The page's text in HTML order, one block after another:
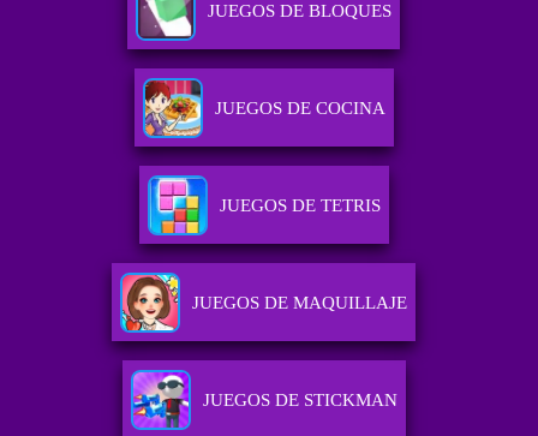
JUEGOS DE BLOQUES
JUEGOS DE COCINA
JUEGOS DE TETRIS
JUEGOS DE MAQUILLAJE
JUEGOS DE STICKMAN